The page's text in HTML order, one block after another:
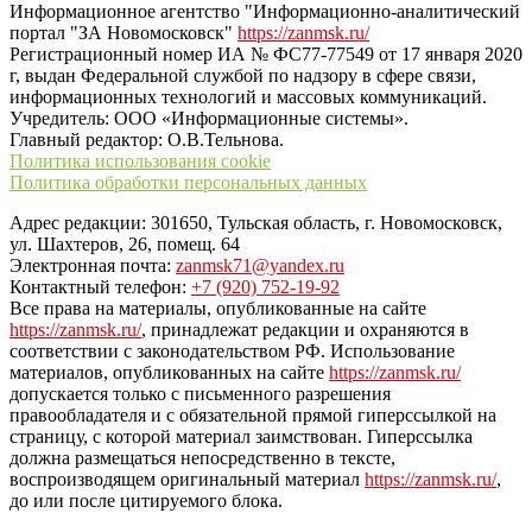
Информационное агентство "Информационно-аналитический
портал "ЗА Новомосковск" https://zanmsk.ru/
Регистрационный номер ИА № ФС77-77549 от 17 января 2020
г, выдан Федеральной службой по надзору в сфере связи,
информационных технологий и массовых коммуникаций.
Учредитель: ООО «Информационные системы».
Главный редактор: О.В.Тельнова.
Политика использования cookie
Политика обработки персональных данных
Адрес редакции: 301650, Тульская область, г. Новомосковск,
ул. Шахтеров, 26, помещ. 64
Электронная почта: zanmsk71@yandex.ru
Контактный телефон: +7 (920) 752-19-92
Все права на материалы, опубликованные на сайте
https://zanmsk.ru/, принадлежат редакции и охраняются в
соответствии с законодательством РФ. Использование
материалов, опубликованных на сайте https://zanmsk.ru/
допускается только с письменного разрешения
правообладателя и с обязательной прямой гиперссылкой на
страницу, с которой материал заимствован. Гиперссылка
должна размещаться непосредственно в тексте,
воспроизводящем оригинальный материал https://zanmsk.ru/,
до или после цитируемого блока.